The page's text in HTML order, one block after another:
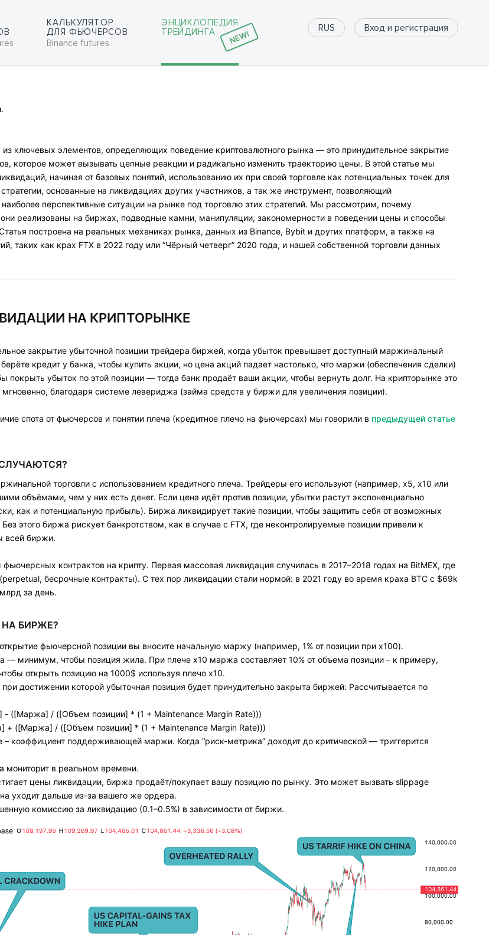
КАЛЬКУЛЯТОР
ДЛЯ ФЬЮЧЕРСОВ
Binance futures
ЭНЦИКЛОПЕДИЯ
ТРЕЙДИНГА
RUS Вход и регистрация
ключевых элементов, определяющих поведение криптовалютного рынка — это принудительное закрытие
которое может вызывать цепные реакции и радикально изменить траекторию цены. В этой статье мы
начиная от базовых понятий, использованию их при своей торговле как потенциальных точек для
основанные на ликвидациях других участников, а так же инструмент, позволяющий
наиболее перспективные ситуации на рынке под торговлю этих стратегий. Мы рассмотрим, почему
реализованы на биржах, подводные камни, манипуляции, закономерности в поведении цены и способы
построена на реальных механиках рынка, данных из Binance, Bybit и других платформ, а также на
таких как крах FTX в 2022 году или “Чёрный четверг” 2020 года, и нашей собственной торговли данных
НА КРИПТОРЫНКЕ
закрытие убыточной позиции трейдера биржей, когда убыток превышает доступный маржинальный
кредит у банка, чтобы купить акции, но цена акций падает настолько, что маржи (обеспечения сделки)
покрыть убыток по этой позиции — тогда банк продаёт ваши акции, чтобы вернуть долг. На крипторынке это
мгновенно, благодаря системе левериджа (займа средств у биржи для увеличения позиции).
спота от фьючерсов и понятии плеча (кредитное плечо на фьючерсах) мы говорили в предыдущей статье
торговли с использованием кредитного плеча. Трейдеры его используют (например, x5, х10 или
объёмами, чем у них есть денег. Если цена идёт против позиции, убытки растут экспоненциально
как и потенциальную прибыль). Биржа ликвидирует такие позиции, чтобы защитить себя от возможных
этого биржа рискует банкротством, как в случае с FTX, где неконтролируемые позиции привели к
всей биржи.
контрактов на крипту. Первая массовая ликвидация случилась в 2017–2018 годах на BitMEX, где
бесрочные контракты). С тех пор ликвидации стали нормой: в 2021 году во время краха BTC с $69k
за день.
БИРЖЕ?
фьючерсной позиции вы вносите начальную маржу (например, 1% от позиции при x100).
минимум, чтобы позиция жила. При плече х10 маржа составляет 10% от объема позиции – к примеру,
открыть позицию на 1000$ используя плечо х10.
при достижении которой убыточная позиция будет принудительно закрыта биржей: Рассчитывается по
- ([Маржа] / ([Объем позиции] * (1 + Maintenance Margin Rate)))
+ ([Маржа] / ([Объем позиции] * (1 + Maintenance Margin Rate)))
– коэффициент поддерживающей маржи. Когда “риск-метрика” доходит до критической — триггерится
мониторит в реальном времени.
цены ликвидации, биржа продаёт/покупает вашу позицию по рынку. Это может вызвать slippage
уходит дальше из-за вашего же ордера.
комиссию за ликвидацию (0.1–0.5%) в зависимости от биржи.